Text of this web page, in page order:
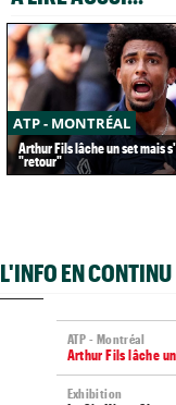
ATP - MONTRÉAL
Arthur Fils lâche un set mais
"retour"
L'INFO EN CONTINU
ATP - Montréal
Arthur Fils lâche
Exhibition